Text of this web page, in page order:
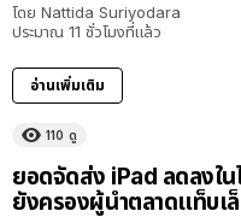
โดย Nattida Suriyodara
ประมาณ 11 ชั่วโมงที่แล้ว
อ่านเพิ่มเติม
110 ดู
ยอดจัดส่ง iPad ลดลงใ
ยังครองผู้นำตลาดแท็บเ